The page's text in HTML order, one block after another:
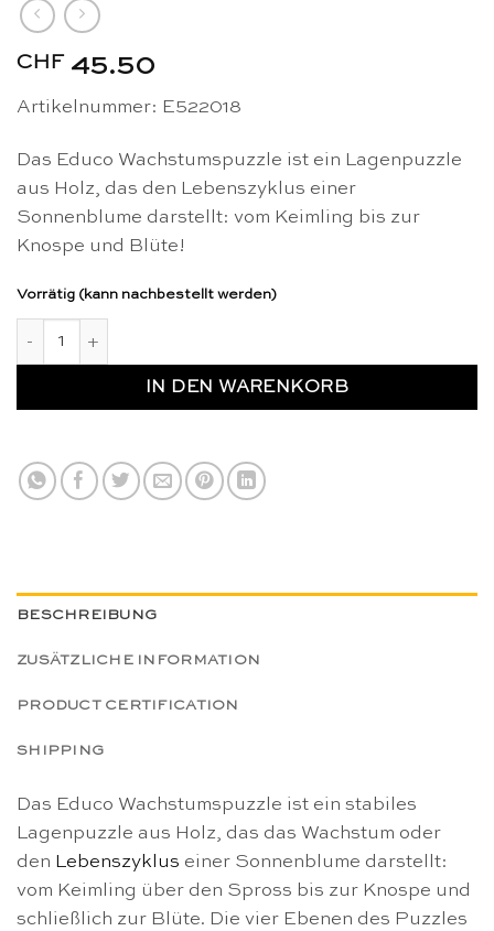
CHF 45.50
Artikelnummer: E522018
Das Educo Wachstumspuzzle ist ein Lagenpuzzle
aus Holz, das den Lebenszyklus einer
Sonnenblume darstellt: vom Keimling bis zur
Knospe und Blüte!
Vorrätig (kann nachbestellt werden)
IN DEN WARENKORB
BESCHREIBUNG
ZUSÄTZLICHE INFORMATION
PRODUCT CERTIFICATION
SHIPPING
Das Educo Wachstumspuzzle ist ein stabiles
Lagenpuzzle aus Holz, das das Wachstum oder
den Lebenszyklus einer Sonnenblume darstellt:
vom Keimling über den Spross bis zur Knospe und
schließlich zur Blüte. Die vier Ebenen des Puzzles